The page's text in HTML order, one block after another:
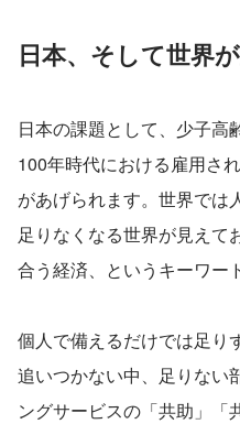
日本、そして世界
日本の課題として、少子高
100年時代における雇用さ
があげられます。世界では
足りなくなる世界が見えて
合う経済、というキーワー
個人で備えるだけでは足り
追いつかない中、足りない
ングサービスの「​共助」「